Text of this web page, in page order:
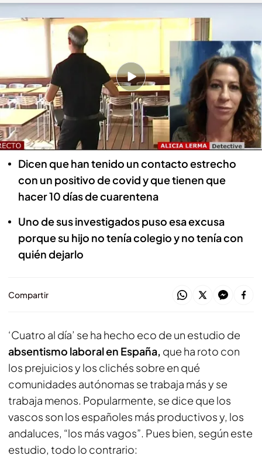
Cuatro al día
09 FEB 2021 - 19:06h.
Hablamos con Alicia Lerma, una detective que
ya ha descubierto varios casos de trabajadores
que mienten sobre el covid para faltar a su
puesto
Dicen que han tenido un contacto estrecho
con un positivo de covid y que tienen que
hacer 10 días de cuarentena
Uno de sus investigados puso esa excusa
porque su hijo no tenía colegio y no tenía con
quién dejarlo
Compartir
‘Cuatro al día’ se ha hecho eco de un estudio de
absentismo laboral en España, que ha roto con
los prejuicios y los clichés sobre en qué
comunidades autónomas se trabaja más y se
trabaja menos. Popularmente, se dice que los
vascos son los españoles más productivos y, los
andaluces, “los más vagos”. Pues bien, según este
estudio, todo lo contrario: